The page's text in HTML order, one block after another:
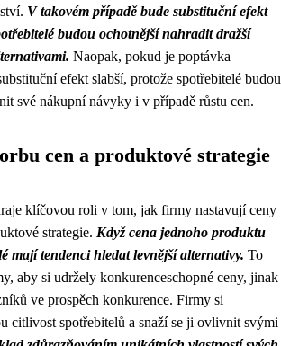
V takovém případě bude substituční efekt
budou ochotnější nahradit dražší
Naopak, pokud je poptávka
efekt slabší, protože spotřebitelé budou
své nákupní návyky i v případě růstu cen.
cen a produktové strategie
klíčovou roli v tom, jak firmy nastavují ceny
strategie. Když cena jednoho produktu
mají tendenci hledat levnější alternativy. To
aby si udržely konkurenceschopné ceny, jinak
ve prospěch konkurence. Firmy si
citlivost spotřebitelů a snaží se ji ovlivnit svými